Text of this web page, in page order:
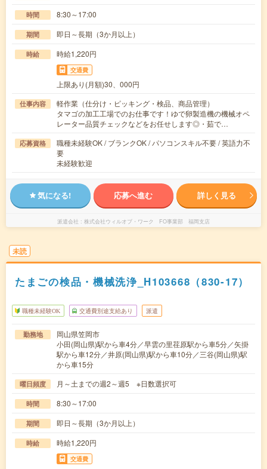
時間 8:30～17:00
期間 即日～長期（3か月以上）
時給 時給1,220円
交通費
上限あり(月額)30、000円
仕事内容
軽作業（仕分け・ピッキング・検品、商品管理）
タマゴの加工工場でのお仕事です！ゆで卵製造機の機械オペ
レーター品質チェックなどをお任せします◎・茹で…
応募資格
職種未経験OK / ブランクOK / パソコンスキル不要 / 英語力不
要
未経験歓迎
気になる! 応募へ進む 詳しく見る
派遣会社 株式会社ウィルオブ・ワーク FO事業部 福岡支店
未読
たまごの検品・機械洗浄_H103668（830-17）
職種未経験OK 交通費別途支給あり 派遣
勤務地
岡山県笠岡市
小田(岡山県)駅から車4分／早雲の里荏原駅から車5分／矢掛
駅から車12分／井原(岡山県)駅から車10分／三谷(岡山県)駅
から車15分
曜日頻度 月～土までの週2～週5 ※日数選択可
時間 8:30～17:00
期間 即日～長期（3か月以上）
時給 時給1,220円
交通費